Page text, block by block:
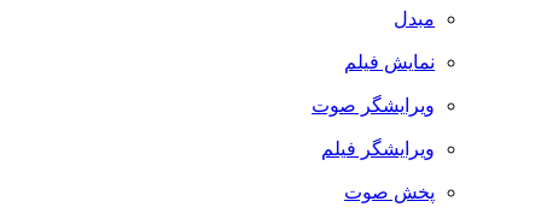
مبدل
نمایش فیلم
ویرایشگر صوت
ویرایشگر فیلم
پخش صوت